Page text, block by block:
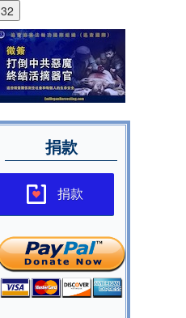
32
捐款
捐款